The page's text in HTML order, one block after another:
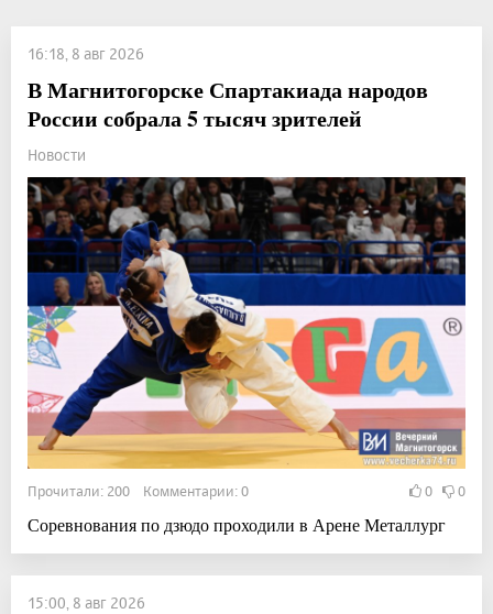
16:18, 8 авг 2026
В Магнитогорске Спартакиада народов
России собрала 5 тысяч зрителей
Новости
Прочитали: 200 Комментарии: 0 0 0
Соревнования по дзюдо проходили в Арене Металлург
15:00, 8 авг 2026